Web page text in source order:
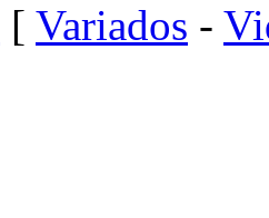
[ Variados -